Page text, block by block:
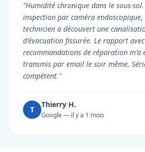
"Humidité chronique dans le sous-
inspection par caméra endoscopique,
technicien a découvert une
d'évacuation fissurée. Le rapport
recommandations de réparation m'a
transmis par email le soir même.
compétent."
T
Thierry H.
Google — il y a 1 mois